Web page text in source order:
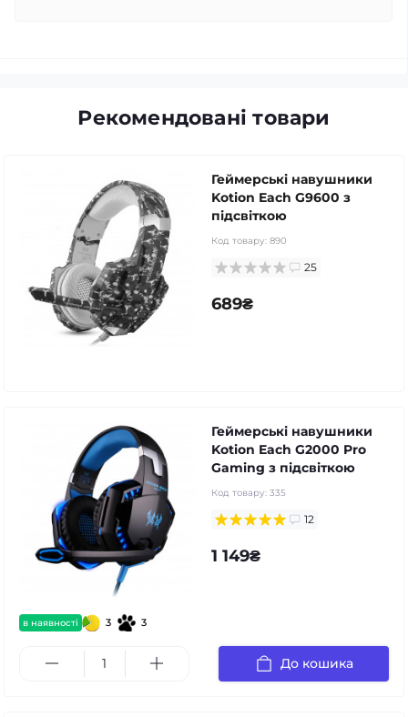
Рекомендовані товари
Геймерські навушники
Kotion Each G9600 з
підсвіткою
Код товару: 890
25
689₴
в наявності 3 3
Геймерські навушники
Kotion Each G2000 Pro
Gaming з підсвіткою
Код товару: 335
12
1 149₴
До кошика